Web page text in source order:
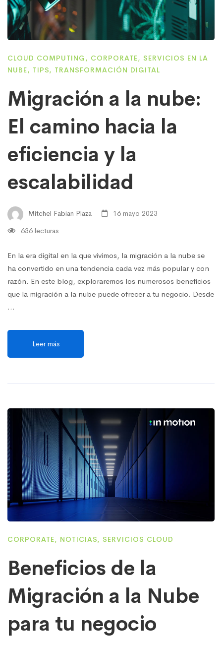
CLOUD COMPUTING, CORPORATE, SERVICIOS EN LA
NUBE, TIPS, TRANSFORMACIÓN DIGITAL
Migración a la nube:
El camino hacia la
eficiencia y la
escalabilidad
Mitchel Fabian Plaza
16 mayo 2023
636 lecturas
En la era digital en la que vivimos, la migración a la nube se
ha convertido en una tendencia cada vez más popular y con
razón. En este blog, exploraremos los numerosos beneficios
que la migración a la nube puede ofrecer a tu negocio. Desde
…
Leer más
CORPORATE, NOTICIAS, SERVICIOS CLOUD
Beneficios de la
Migración a la Nube
para tu negocio